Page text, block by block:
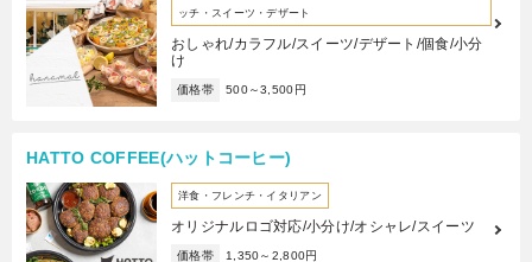
ッチ・スイーツ・デザート
おしゃれ/カラフル/スイーツ/デザート/個食/小分
け
価格帯 500～3,500円
HATTO COFFEE(ハットコーヒー)
洋食・フレンチ・イタリアン
オリジナルロゴ対応/小分け/オシャレ/スイーツ
価格帯 1,350～2,800円